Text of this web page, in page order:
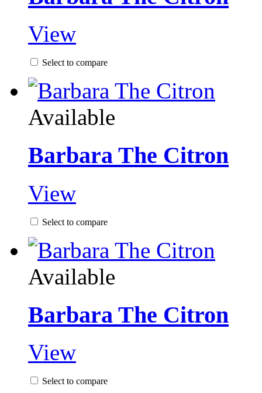
View
Select to compare
Available
Barbara The Citron
View
Select to compare
Available
Barbara The Citron
View
Select to compare